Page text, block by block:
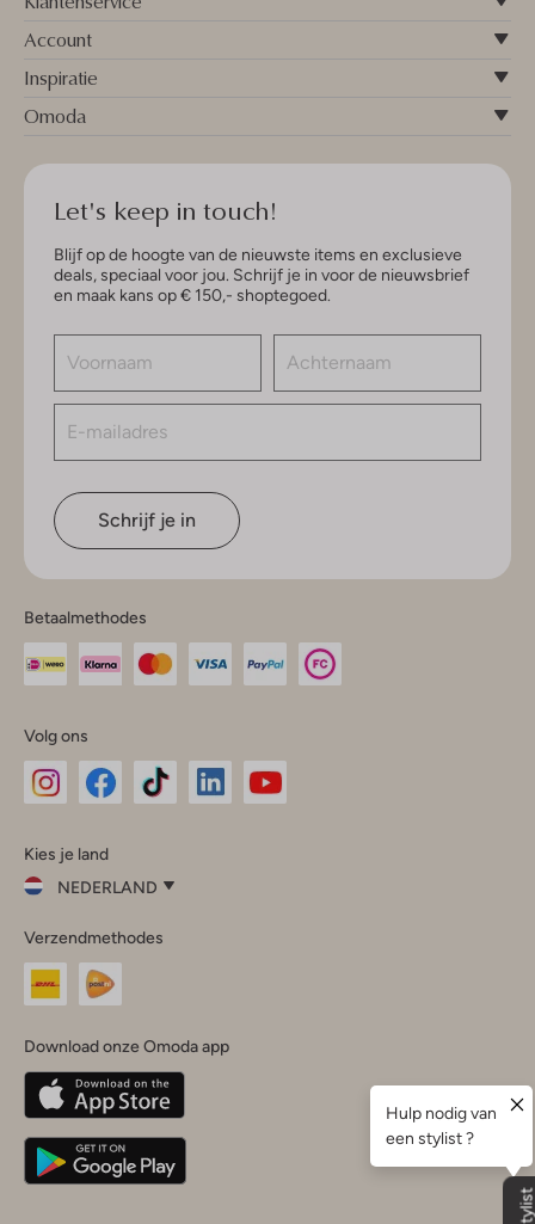
Account
Inspiratie
Omoda
Let's keep in touch!
Blijf op de hoogte van de nieuwste items en exclusieve
deals, speciaal voor jou. Schrijf je in voor de nieuwsbrief
en maak kans op € 150,- shoptegoed.
Schrijf je in
Betaalmethodes
Volg ons
InstagramFacebook
Kies je land
NEDERLAND
je
land
Nederland
Belgique(Français)
Deutschland
Verzendmethodes
Download onze Omoda app